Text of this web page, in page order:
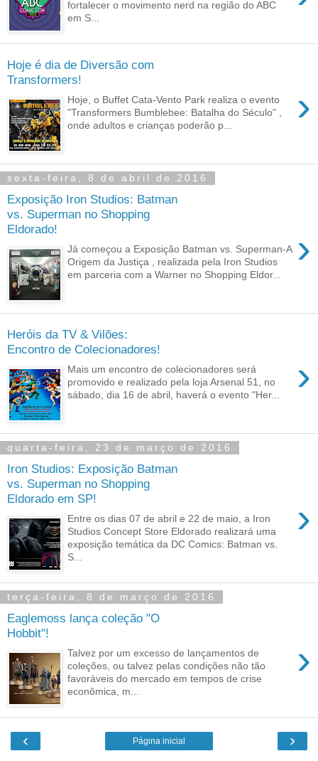
fortalecer o movimento nerd na região do ABC
em S...
Hoje é dia de Diversão com
Transformers!
›
Hoje, o Buffet Cata-Vento Park realiza o evento
"Transformers Bumblebee: Batalha do Século" ,
onde adultos e crianças poderão p...
sexta-feira, 8 de abril de 2016
Exposição Iron Studios: Batman
vs. Superman no Shopping
Eldorado!
›
Já começou a Exposição Batman vs. Superman-A
Origem da Justiça , realizada pela Iron Studios
em parceria com a Warner no Shopping Eldor...
Heróis da TV & Vilões:
Encontro de Colecionadores!
›
Mais um encontro de colecionadores será
promovido e realizado pela loja Arsenal 51, no
sábado, dia 16 de abril, haverá o evento "Her...
quarta-feira, 23 de março de 2016
Iron Studios: Exposição Batman
vs. Superman no Shopping
Eldorado em SP!
›
Entre os dias 07 de abril e 22 de maio, a Iron
Studios Concept Store Eldorado realizará uma
exposição temática da DC Comics: Batman vs.
S...
terça-feira, 8 de março de 2016
Eaglemoss lança coleção "O
Hobbit"!
›
Talvez por um excesso de lançamentos de
coleções, ou talvez pelas condições não tão
favoráveis do mercado em tempos de crise
econômica, m...
‹ ›
Página inicial